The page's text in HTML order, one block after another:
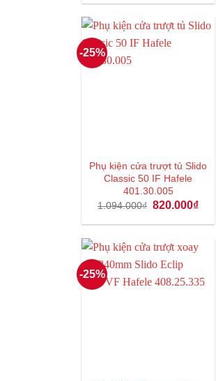
là:
tại
-25%
Phụ kiện cửa trượt tủ Slido
Classic 50 IF Hafele
401.30.005
1.094.000₫ Giá
là:
820.000₫Giá
tại
-25%